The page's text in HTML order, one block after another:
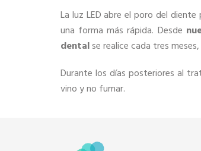
La luz LED abre el poro del
una forma más rápida. Desde
dentalse realice cada tres
Durante los días posteriores al
vino y no fumar.